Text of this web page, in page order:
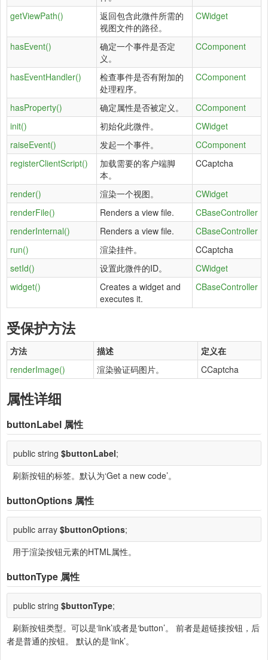
getViewPath()
返回包含此微件所需的
视图文件的路径。
CWidget
hasEvent()
确定一个事件是否定
义。
CComponent
hasEventHandler()
检查事件是否有附加的
处理程序。
CComponent
hasProperty() 确定属性是否被定义。
CComponent
init()
初始化此微件。
CWidget
raiseEvent()
发起一个事件。
CComponent
registerClientScript()
加载需要的客户端脚
本。
CCaptcha
render() 渲染一个视图。
CWidget
renderFile()
Renders a view file.
CBaseController
renderInternal()
Renders a view file.
CBaseController
run()
渲染挂件。
CCaptcha
setId()
设置此微件的ID。
CWidget
widget()
Creates a widget and
executes it.
CBaseController
受保护方法
方法 描述
定义在
renderImage()
渲染验证码图片。 CCaptcha
属性详细
buttonLabel 属性
public string $buttonLabel;
刷新按钮的标签。默认为‘Get a new code’。
buttonOptions 属性
public array $buttonOptions;
用于渲染按钮元素的HTML属性。
buttonType 属性
public string $buttonType;
刷新按钮类型。可以是‘link’或者是‘button’。 前者是超链接按钮，后
者是普通的按钮。 默认的是‘link’。